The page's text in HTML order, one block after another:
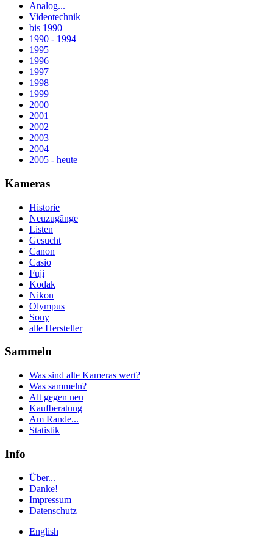
Analog...
Videotechnik
bis 1990
1990 - 1994
1995
1996
1997
1998
1999
2000
2001
2002
2003
2004
2005 - heute
Kameras
Historie
Neuzugänge
Listen
Gesucht
Canon
Casio
Fuji
Kodak
Nikon
Olympus
Sony
alle Hersteller
Sammeln
Was sind alte Kameras wert?
Was sammeln?
Alt gegen neu
Kaufberatung
Am Rande...
Statistik
Info
Über...
Danke!
Impressum
Datenschutz
English